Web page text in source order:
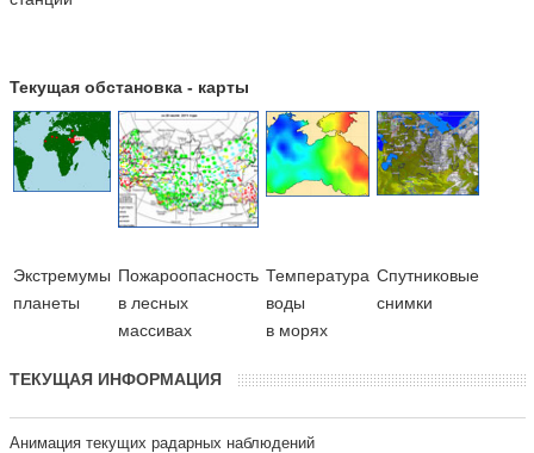
Текущая обстановка - карты
Экстремумы
планеты
Пожароопасность
в лесных
массивах
Температура
воды
в морях
Cпутниковые
снимки
ТЕКУЩАЯ ИНФОРМАЦИЯ
Анимация текущих радарных наблюдений